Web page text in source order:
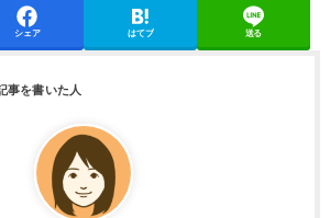
シェア はてブ 送る